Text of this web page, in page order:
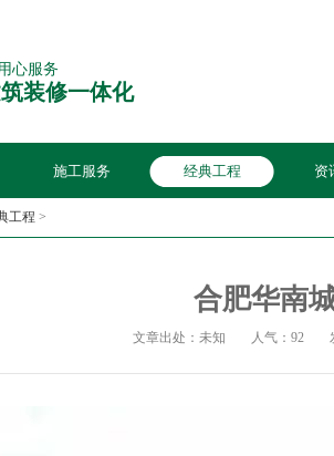
心服务
装修一体化
施工服务 经典工程 资
工程 >
合肥华南
文章出处：未知 人气：92